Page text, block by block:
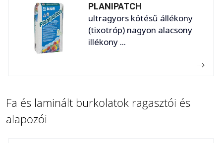
PLANIPATCH
ultragyors kötésű állékony
(tixotróp) nagyon alacsony
illékony ...
Fa és laminált burkolatok ragasztói és
alapozói